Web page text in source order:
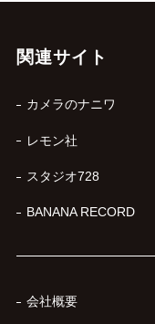
関連サイト
カメラのナニワ
レモン社
スタジオ728
BANANA RECORD
会社概要